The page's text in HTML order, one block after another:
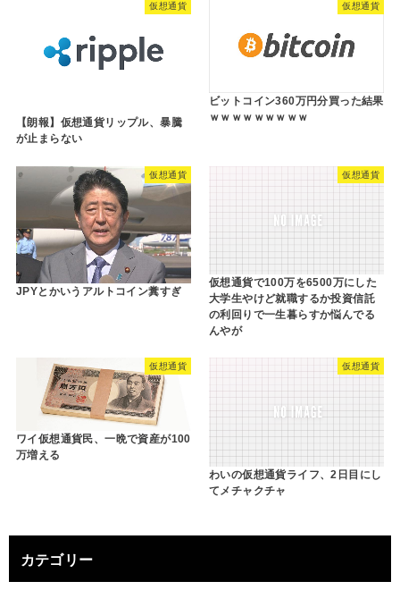
仮想通貨
【朗報】仮想通貨リップル、暴騰
が止まらない
仮想通貨
ビットコイン360万円分買った結果
ｗｗｗｗｗｗｗｗｗ
仮想通貨
JPYとかいうアルトコイン糞すぎ
仮想通貨
仮想通貨で100万を6500万にした
大学生やけど就職するか投資信託
の利回りで一生暮らすか悩んでる
んやが
仮想通貨
ワイ仮想通貨民、一晩で資産が100
万増える
仮想通貨
わいの仮想通貨ライフ、2日目にし
てメチャクチャ
カテゴリー